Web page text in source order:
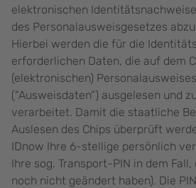
elektronischen
des Personalausweisgesetzes
Hierbei werden die für die
erforderlichen Daten, die auf dem
(elektronischen)
(“Ausweisdaten”) ausgelesen und
verarbeitet. Damit die staatliche
Auslesen des Chips überprüft
IDnow Ihre 6-stellige persönlich
Ihre sog. Transport-PIN in dem
noch nicht geändert haben). Die